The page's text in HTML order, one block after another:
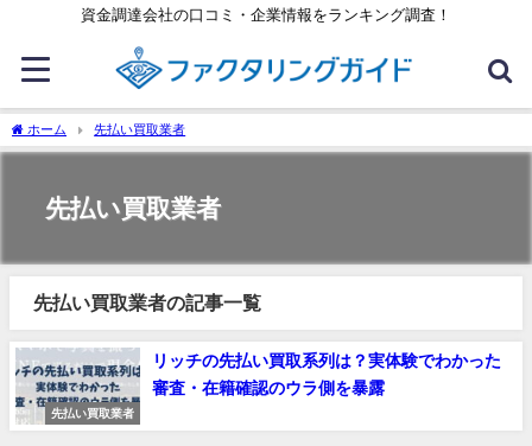
資金調達会社の口コミ・企業情報をランキング調査！
ホーム 先払い買取業者
先払い買取業者
先払い買取業者の記事一覧
先払い買取業者
リッチの先払い買取系列は？実体験でわかった
審査・在籍確認のウラ側を暴露